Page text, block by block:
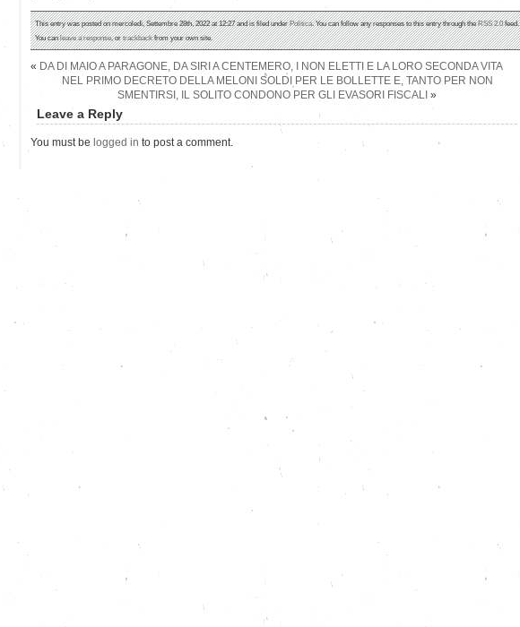
This entry was posted on mercoledì, Settembre 28th, 2022 at 12:27 and is filed underPolitica. You can follow any responses to this entry through theRSS 2.0feed.
You canleave a response, ortrackbackfrom your own site.
« DA DI MAIO A PARAGONE, DA SIRI A CENTEMERO, I NON ELETTI E LA LORO SECONDA VITA
NEL PRIMO DECRETO DELLA MELONI SOLDI PER LE BOLLETTE E, TANTO PER NON
SMENTIRSI, IL SOLITO CONDONO PER GLI EVASORI FISCALI »
Leave a Reply
You must be logged in to post a comment.